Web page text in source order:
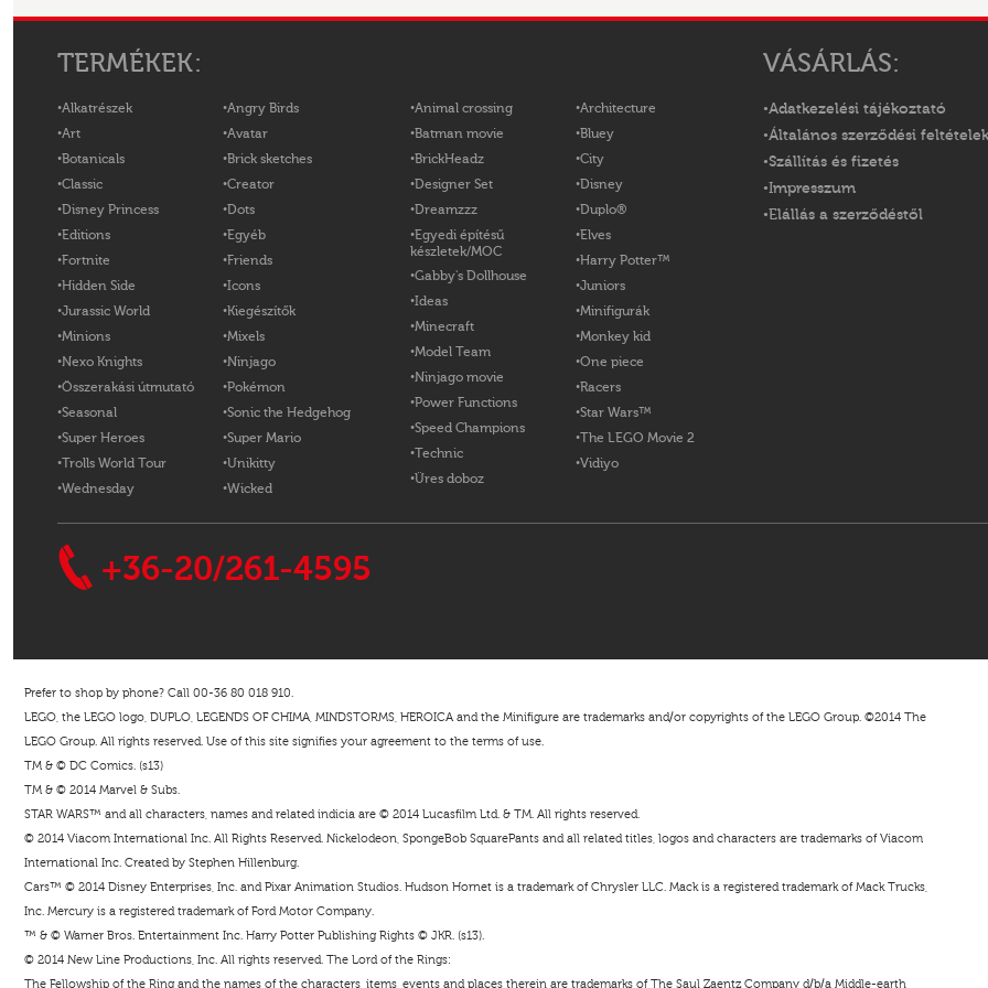
TERMÉKEK:
Alkatrészek
Art
Botanicals
Classic
Disney Princess
Editions
Fortnite
Hidden Side
Jurassic World
Minions
Nexo Knights
Összerakási útmutató
Seasonal
Super Heroes
Trolls World Tour
Wednesday
Angry Birds
Avatar
Brick sketches
Creator
Dots
Egyéb
Friends
Icons
Kiegészítők
Mixels
Ninjago
Pokémon
Sonic the Hedgehog
Super Mario
Unikitty
Wicked
Animal crossing
Batman movie
BrickHeadz
Designer Set
Dreamzzz
Egyedi építésű
készletek/MOC
Gabby's Dollhouse
Ideas
Minecraft
Model Team
Ninjago movie
Power Functions
Speed Champions
Technic
Üres doboz
Architecture
Bluey
City
Disney
Duplo®
Elves
Harry Potter™
Juniors
Minifigurák
Monkey kid
One piece
Racers
Star Wars™
The LEGO Movie 2
Vidiyo
VÁSÁRLÁS:
Adatkezelési tájékoztató
Általános szerződési feltételek
Szállítás és fizetés
Impresszum
Elállás a szerződéstől
+36-20/261-4595
Prefer to shop by phone? Call 00-36 80 018 910.
LEGO, the LEGO logo, DUPLO, LEGENDS OF CHIMA, MINDSTORMS, HEROICA and the Minifigure are trademarks and/or copyrights of the LEGO Group. ©2014 The
LEGO Group. All rights reserved. Use of this site signifies your agreement to the terms of use.
TM & © DC Comics. (s13)
TM & © 2014 Marvel & Subs.
STAR WARS™ and all characters, names and related indicia are © 2014 Lucasfilm Ltd. & TM. All rights reserved.
© 2014 Viacom International Inc. All Rights Reserved. Nickelodeon, SpongeBob SquarePants and all related titles, logos and characters are trademarks of Viacom
International Inc. Created by Stephen Hillenburg.
Cars™ © 2014 Disney Enterprises, Inc. and Pixar Animation Studios. Hudson Hornet is a trademark of Chrysler LLC. Mack is a registered trademark of Mack Trucks,
Inc. Mercury is a registered trademark of Ford Motor Company.
™ & © Warner Bros. Entertainment Inc. Harry Potter Publishing Rights © JKR. (s13).
© 2014 New Line Productions, Inc. All rights reserved. The Lord of the Rings:
The Fellowship of the Ring and the names of the characters, items, events and places therein are trademarks of The Saul Zaentz Company d/b/a Middle-earth